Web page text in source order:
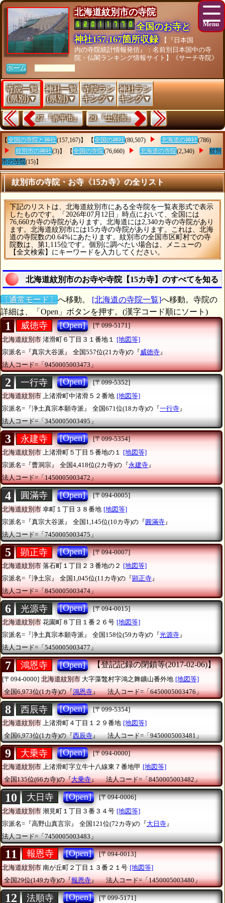
北海道紋別市の寺院
全国のお寺と
神社157,167箇所収録
【『日本国
内の寺院統計情報発信』：名前別日本国中の寺
院・仏閣ランキング情報サイト】《サーチ寺院》
ホーム
[As of 26/07/28]
寺院一覧
(県別)▼
神社一覧
(県別)▼
寺院ラン
キング▼
神社ラン
キング▼
27.『赤平市』 29.『士別市』
【 全国の寺院と神社(157,167)】 【 全国の神社(80,507) 北海道の神社(786)
紋別市の神社(3)】 【 全国の寺院(76,660) 北海道の寺院(2,340)
紋別
市の寺院(15)】
紋別市の寺院・お寺《15カ寺》の全リスト
下記のリストは、北海道紋別市にある全寺院を一覧表形式で表示
したものです。「2026年07月12日」時点において、全国には
76,660カ寺の寺院があります。北海道には2,340カ寺の寺院があり
ます。北海道紋別市には15カ寺の寺院があります。これは、北海
道の寺院数の0.64%にあたります。紋別市の全国市区町村での寺
院数は、第1,115位です。個別に調べたい場合は、メニューの
【全文検索】にキーワードを入力してください。
北海道紋別市のお寺や寺院【15カ寺】のすべてを知る
〔通常モード〕 へ移動。 [北海道の寺院一覧]へ移動。寺院の
詳細は、「Open」ボタンを押す。(漢字コード順にソート)
1 威徳寺 [Open]
[〒099-5171]
北海道紋別市 渚滑町６丁目３１番地１
[地図等]
宗派名=『真宗大谷派』
全国557位(21カ寺)の『威徳寺 』
法人コード=「9450005003473」
2 一行寺 [Open]
[〒099-5352]
北海道紋別市 上渚滑町中渚滑５２番地 [地図等]
宗派名=『浄土真宗本願寺派』
全国671位(18カ寺)の『一行寺』
法人コード=「3450005003495」
3 永建寺 [Open]
[〒099-5354]
北海道紋別市 上渚滑町５丁目５番地の１ [地図等]
宗派名=『曹洞宗』
全国4,418位(2カ寺)の『永建寺』
法人コード=「1450005003472」
4 圓滿寺 [Open]
[〒094-0005]
北海道紋別市 幸町１丁目３８番地 [地図等]
宗派名=『真宗大谷派』
全国1,145位(10カ寺)の『圓滿寺 』
法人コード=「7450005003475」
5 顕正寺 [Open]
[〒094-0007]
北海道紋別市 落石町１丁目２３番地の２ [地図等]
宗派名=『浄土宗』
全国1,045位(11カ寺)の『顕正寺』
法人コード=「8450005003474」
6 光源寺 [Open]
[〒094-0015]
北海道紋別市 花園町８丁目１番２６号 [地図等]
宗派名=『浄土真宗本願寺派』
全国158位(59カ寺)の『光源寺』
法人コード=「5450005003477」
7 鴻恩寺 [Open] 【登記記録の閉鎖等(2017-02-06)】
[〒094-0000] 北海道紋別市 大字藻鼈村字鴻之舞鑛山番外地 [地図等]
全国6,973位(1カ寺)の『鴻恩寺』 法人コード=「6450005003476」
8 西辰寺 [Open]
[〒099-5354]
北海道紋別市 上渚滑町４丁目１２９番地 [地図等]
全国6,973位(1カ寺)の『西辰寺』 法人コード=「9450005003481」
9 大乗寺 [Open]
[〒094-0000]
北海道紋別市 上渚滑町字立牛十八線東７番地甲 [地図等]
全国135位(66カ寺)の『大乗寺』 法人コード=「8450005003482」
10 大日寺 [Open]
[〒094-0006]
北海道紋別市 潮見町１丁目３番３４号 [地図等]
宗派名=『高野山真言宗』
全国121位(72カ寺)の『大日寺 』
法人コード=「7450005003483」
11 報恩寺 [Open]
[〒094-0013]
北海道紋別市 南が丘町２丁目１３番２１号 [地図等]
全国29位(149カ寺)の『報恩寺』 法人コード=「1450005003480」
12 法順寺 [Open] [〒099-5171]